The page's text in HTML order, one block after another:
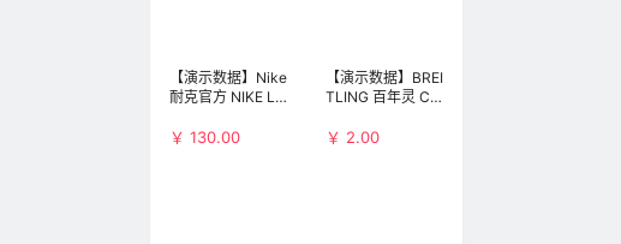
【演示数据】Nike
耐克官方 NIKE LF
W 男子运动鞋 AA
￥ 130.00
【演示数据】BREI
TLING 百年灵 Chr
ne AB01442J-B
￥ 2.00